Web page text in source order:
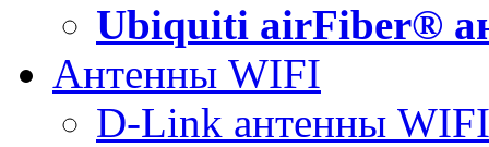
Ubiquiti airFiber®
Антенны WIFI
D-Link антенны WIFI